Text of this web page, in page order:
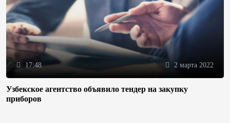
17:48 2 марта 2022
Узбекское агентство объявило тендер на закупку
приборов